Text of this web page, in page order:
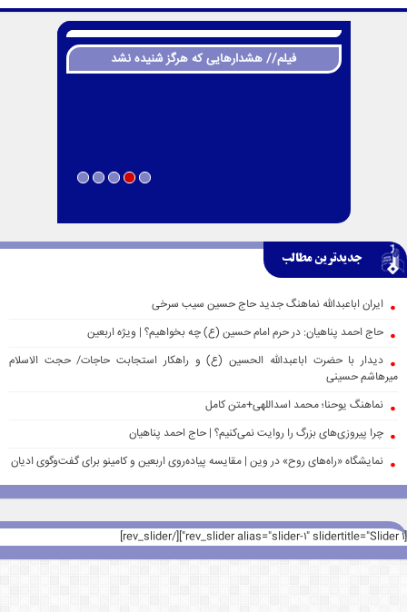
فیلم// هشدارهایی که هرگز شنیده نشد
جدیدترین مطالب
ایران اباعبدالله نماهنگ جدید حاج حسین سیب سرخی
حاج احمد پناهیان: در حرم امام حسین (ع) چه بخواهیم؟ | ویژه اربعین
دیدار با حضرت اباعبدالله الحسین (ع) و راهکار استجابت حاجات/ حجت الاسلام
میرهاشم حسینی
نماهنگ یوحنا؛ محمد اسداللهی+متن کامل
چرا پیروزی‌های بزرگ را روایت نمی‌کنیم؟ | حاج احمد پناهیان
نمایشگاه «راه‌های روح» در وین | مقایسه پیاده‌روی اربعین و کامینو برای گفت‌وگوی ادیان
[rev_slider alias="slider-1" slidertitle="Slider 1"][/rev_slider]